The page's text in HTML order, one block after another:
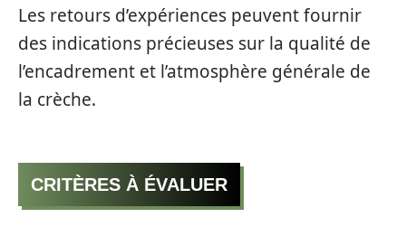
Les retours d’expériences peuvent fournir
des indications précieuses sur la qualité de
l’encadrement et l’atmosphère générale de
la crèche.
CRITÈRES À ÉVALUER